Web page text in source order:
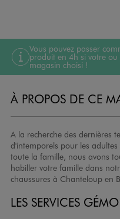
Vous pouvez passer
produit en 4h si votre ou
magasin choisi !
À PROPOS DE CE
A la recherche des dernières
d'intemporels pour les
toute la famille, nous avons
habiller votre famille dans
chaussures à Chanteloup en
LES SERVICES GÉMO